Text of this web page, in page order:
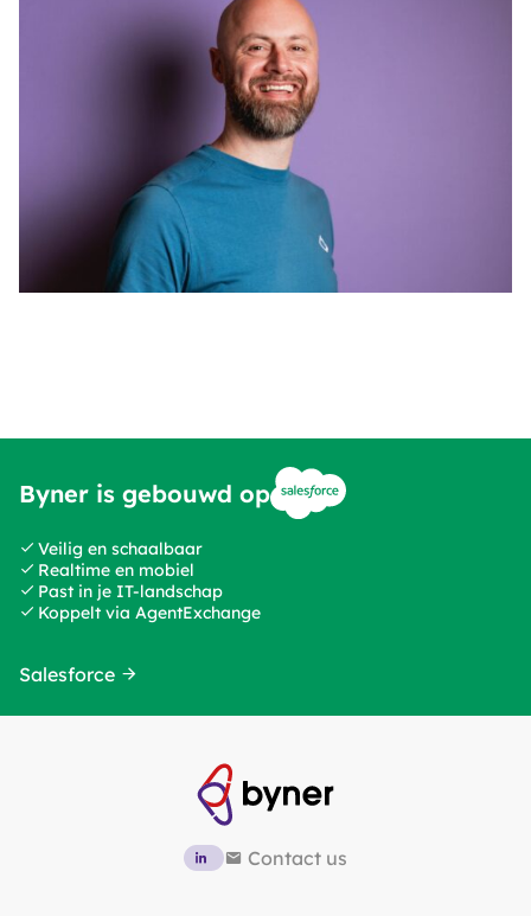
Byner is gebouwd op
Salesforce
Veilig en schaalbaar
Realtime en mobiel
Past in je IT-landschap
Koppelt via AgentExchange
Contact us